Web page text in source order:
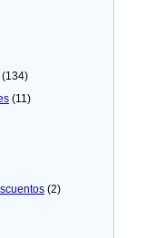
(134)
(11)
(2)